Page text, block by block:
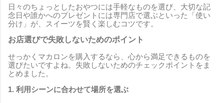
日々のちょっとしたおやつには手軽なものを選び、大切な記
念日や誰かへのプレゼントには専門店で選ぶといった「使い
分け」が、スイーツを賢く楽しむコツです。
お店選びで失敗しないためのポイント
せっかくマカロンを購入するなら、心から満足できるものを
選びたいですよね。失敗しないためのチェックポイントをま
とめました。
1. 利用シーンに合わせて場所を選ぶ